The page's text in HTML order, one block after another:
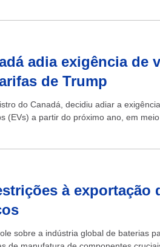
adia exigência de
de Trump
do Canadá, decidiu adiar a
(EVs) a partir do próximo ano, em
à exportação
sobre a indústria global de baterias